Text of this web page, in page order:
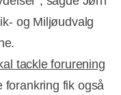
og Miljøudvalg
tackle forurening
forankring fik også